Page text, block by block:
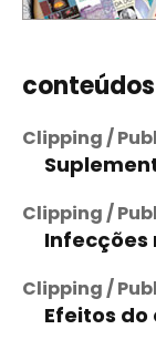
Clipping /
Clipping /
Infecções
Clipping /
Efeitos